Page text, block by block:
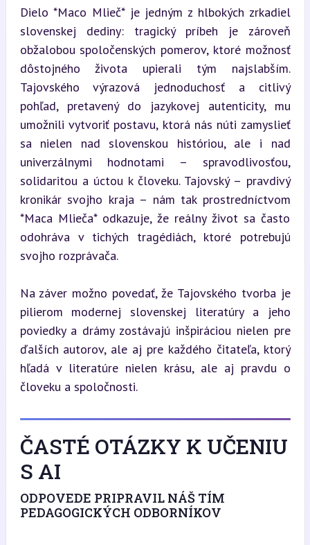
Dielo *Maco Mlieč* je jedným z hlbokých zrkadiel
slovenskej dediny: tragický príbeh je zároveň
obžalobou spoločenských pomerov, ktoré možnosť
dôstojného života upierali tým najslabším.
Tajovského výrazová jednoduchosť a citlivý
pohľad, pretavený do jazykovej autenticity, mu
umožnili vytvoriť postavu, ktorá nás núti zamyslieť
sa nielen nad slovenskou históriou, ale i nad
univerzálnymi hodnotami – spravodlivosťou,
solidaritou a úctou k človeku. Tajovský – pravdivý
kronikár svojho kraja – nám tak prostredníctvom
*Maca Mlieča* odkazuje, že reálny život sa často
odohráva v tichých tragédiách, ktoré potrebujú
svojho rozprávača.
Na záver možno povedať, že Tajovského tvorba je
pilierom modernej slovenskej literatúry a jeho
poviedky a drámy zostávajú inšpiráciou nielen pre
ďalších autorov, ale aj pre každého čitateľa, ktorý
hľadá v literatúre nielen krásu, ale aj pravdu o
človeku a spoločnosti.
ČASTÉ OTÁZKY K UČENIU
S AI
ODPOVEDE PRIPRAVIL NÁŠ TÍM
PEDAGOGICKÝCH ODBORNÍKOV